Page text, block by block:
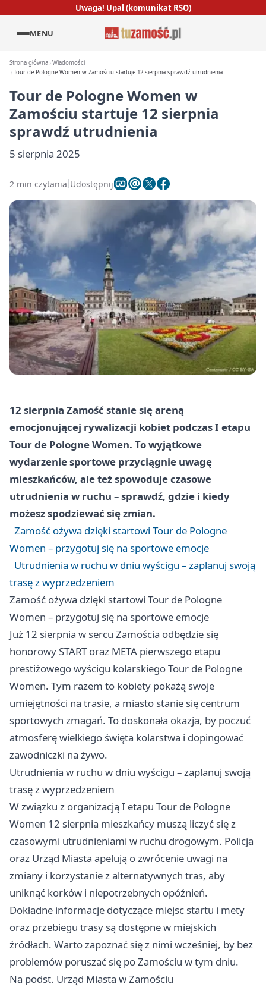
Uwaga! Upał (komunikat RSO)
MENU
Strona główna Wiadomości
Tour de Pologne Women w Zamościu startuje 12 sierpnia sprawdź utrudnienia
Tour de Pologne Women w
Zamościu startuje 12 sierpnia
sprawdź utrudnienia
5 sierpnia 2025
2 min czytania Udostępnij
12 sierpnia Zamość stanie się areną
emocjonującej rywalizacji kobiet podczas I etapu
Tour de Pologne Women. To wyjątkowe
wydarzenie sportowe przyciągnie uwagę
mieszkańców, ale też spowoduje czasowe
utrudnienia w ruchu – sprawdź, gdzie i kiedy
możesz spodziewać się zmian.
Zamość ożywa dzięki startowi Tour de Pologne
Women – przygotuj się na sportowe emocje
Utrudnienia w ruchu w dniu wyścigu – zaplanuj swoją
trasę z wyprzedzeniem
Zamość ożywa dzięki startowi Tour de Pologne
Women – przygotuj się na sportowe emocje
Już 12 sierpnia w sercu Zamościa odbędzie się
honorowy START oraz META pierwszego etapu
prestiżowego wyścigu kolarskiego Tour de Pologne
Women. Tym razem to kobiety pokażą swoje
umiejętności na trasie, a miasto stanie się centrum
sportowych zmagań. To doskonała okazja, by poczuć
atmosferę wielkiego święta kolarstwa i dopingować
zawodniczki na żywo.
Utrudnienia w ruchu w dniu wyścigu – zaplanuj swoją
trasę z wyprzedzeniem
W związku z organizacją I etapu Tour de Pologne
Women 12 sierpnia mieszkańcy muszą liczyć się z
czasowymi utrudnieniami w ruchu drogowym. Policja
oraz Urząd Miasta apelują o zwrócenie uwagi na
zmiany i korzystanie z alternatywnych tras, aby
uniknąć korków i niepotrzebnych opóźnień.
Dokładne informacje dotyczące miejsc startu i mety
oraz przebiegu trasy są dostępne w miejskich
źródłach. Warto zapoznać się z nimi wcześniej, by bez
problemów poruszać się po Zamościu w tym dniu.
Na podst. Urząd Miasta w Zamościu